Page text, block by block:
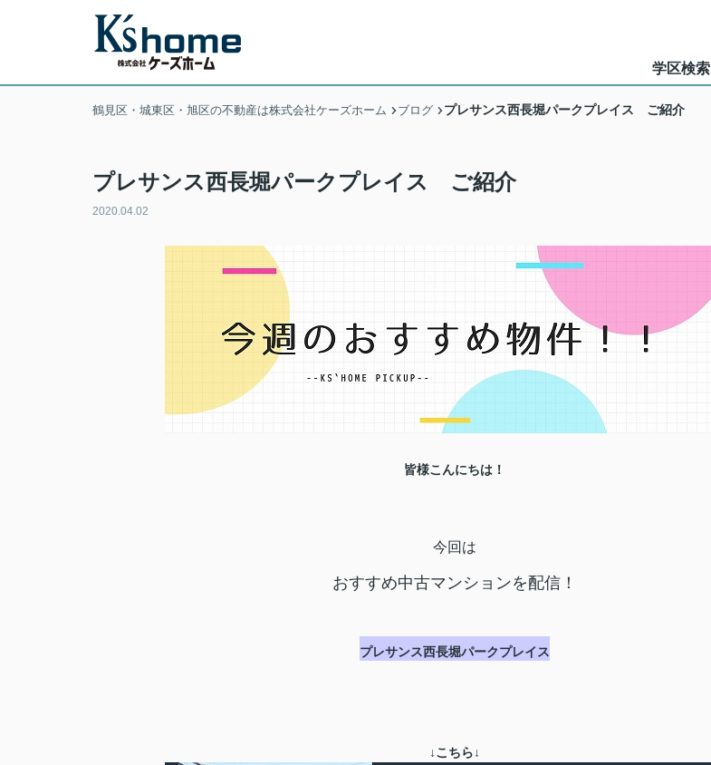
学区検索
鶴見区・城東区・旭区の不動産は株式会社ケーズホーム ブログ プレサンス西長堀パークプレイス ご紹介
プレサンス西長堀パークプレイス ご紹介
2020.04.02
皆様こんにちは！
今回は
おすすめ中古マンションを配信！
プレサンス西長堀パークプレイス
↓こちら↓